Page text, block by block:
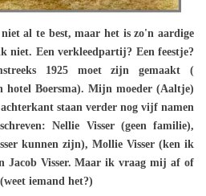
al te best, maar het is zo'n aardige
niet. Een verkleedpartij? Een feestje?
1925 moet zijn gemaakt (
Boersma). Mijn moeder (Aaltje)
staan verder nog vijf namen
Nellie Visser (geen familie),
kunnen zijn), Mollie Visser (ken ik
Jacob Visser. Maar ik vraag mij af of
iemand het?)